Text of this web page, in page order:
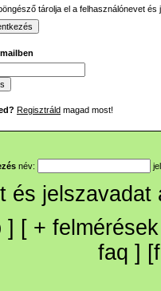
tárolja el a felhasználónevet és
Regisztráld magad most!
név:
és
] [ + felmérések
faq ] [